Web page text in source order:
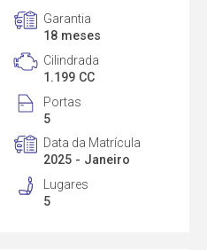
Garantia
18 meses
Cilindrada
1.199 CC
Portas
5
Data da Matrícula
2025 - Janeiro
Lugares
5